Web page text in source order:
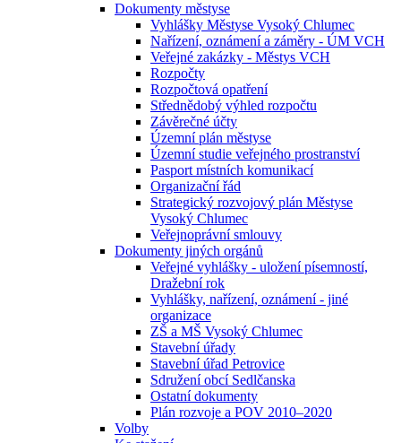
Dokumenty městyse
Vyhlášky Městyse Vysoký Chlumec
Nařízení, oznámení a záměry - ÚM VCH
Veřejné zakázky - Městys VCH
Rozpočty
Rozpočtová opatření
Střednědobý výhled rozpočtu
Závěrečné účty
Územní plán městyse
Územní studie veřejného prostranství
Pasport místních komunikací
Organizační řád
Strategický rozvojový plán Městyse
Vysoký Chlumec
Veřejnoprávní smlouvy
Dokumenty jiných orgánů
Veřejné vyhlášky - uložení písemností,
Dražební rok
Vyhlášky, nařízení, oznámení - jiné
organizace
ZŠ a MŠ Vysoký Chlumec
Stavební úřady
Stavební úřad Petrovice
Sdružení obcí Sedlčanska
Ostatní dokumenty
Plán rozvoje a POV 2010–2020
Volby